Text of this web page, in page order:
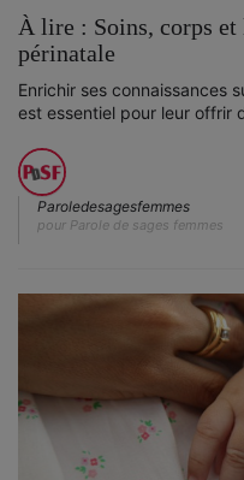
À lire : Soins, corps
périnatale
Enrichir ses connaissances
est essentiel pour leur offrir
Paroledesagesfemmes
pour Parole de sages femmes